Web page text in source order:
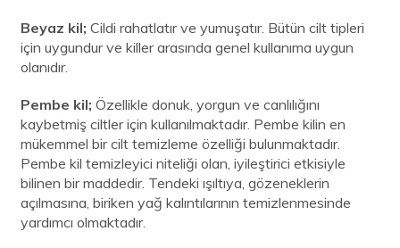
Beyaz kil; Cildi rahatlatır ve yumuşatır. Bütün cilt tipleri
için uygundur ve killer arasında genel kullanıma uygun
olanıdır.
Pembe kil; Özellikle donuk, yorgun ve canlılığını
kaybetmiş ciltler için kullanılmaktadır. Pembe kilin en
mükemmel bir cilt temizleme özelliği bulunmaktadır.
Pembe kil temizleyici niteliği olan, iyileştirici etkisiyle
bilinen bir maddedir. Tendeki ışıltıya, gözeneklerin
açılmasına, biriken yağ kalıntılarının temizlenmesinde
yardımcı olmaktadır.